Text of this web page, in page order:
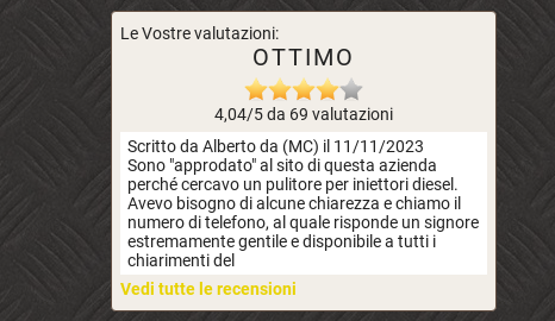
Le Vostre valutazioni:
OTTIMO
4,04/5 da 69 valutazioni
Scritto da Alberto da (MC) il 11/11/2023
Sono "approdato" al sito di questa azienda
perché cercavo un pulitore per iniettori diesel.
Avevo bisogno di alcune chiarezza e chiamo il
numero di telefono, al quale risponde un signore
estremamente gentile e disponibile a tutti i
chiarimenti del
Vedi tutte le recensioni